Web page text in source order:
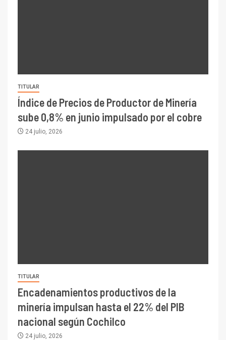
TITULAR
Índice de Precios de Productor de Minería
sube 0,8% en junio impulsado por el cobre
24 julio, 2026
TITULAR
Encadenamientos productivos de la
minería impulsan hasta el 22% del PIB
nacional según Cochilco
24 julio, 2026